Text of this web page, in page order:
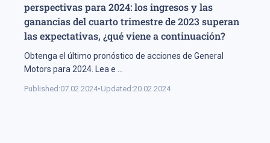
perspectivas para 2024: los ingresos y las
ganancias del cuarto trimestre de 2023 superan
las expectativas, ¿qué viene a continuación?
Obtenga el último pronóstico de acciones de General
Motors para 2024. Lea e
Published:07.02.2024•Updated:20.02.2024